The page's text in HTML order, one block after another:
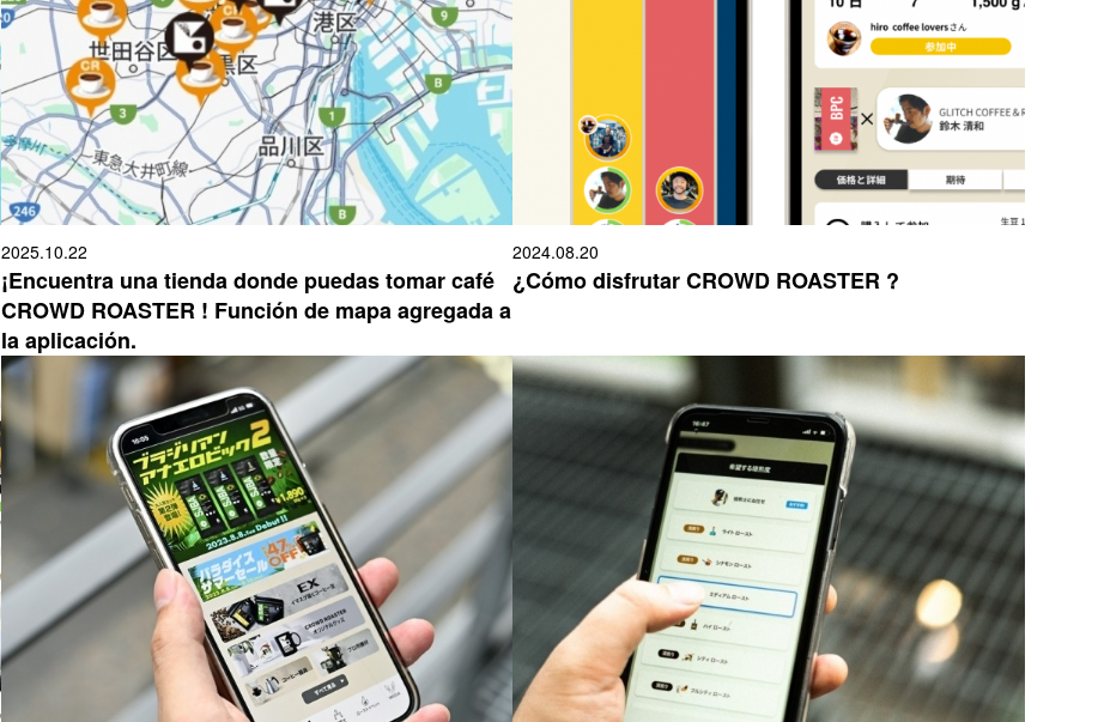
2025.10.22
¡Encuentra una tienda donde puedas tomar café
CROWD ROASTER ! Función de mapa agregada a
la aplicación.
2024.08.20
¿Cómo disfrutar CROWD ROASTER ?